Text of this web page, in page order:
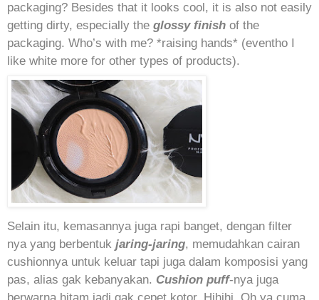
packaging? Besides that it looks cool, it is also not easily
getting dirty, especially the glossy finish of the
packaging. Who’s with me? *raising hands* (eventho I
like white more for other types of products).
Selain itu, kemasannya juga rapi banget, dengan filter
nya yang berbentuk jaring-jaring, memudahkan cairan
cushionnya untuk keluar tapi juga dalam komposisi yang
pas, alias gak kebanyakan. Cushion puff-nya juga